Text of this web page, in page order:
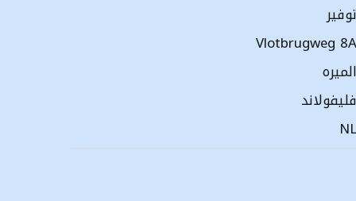
توفير
Vlotbrugweg 8A
الميره
فليفولاند
NL